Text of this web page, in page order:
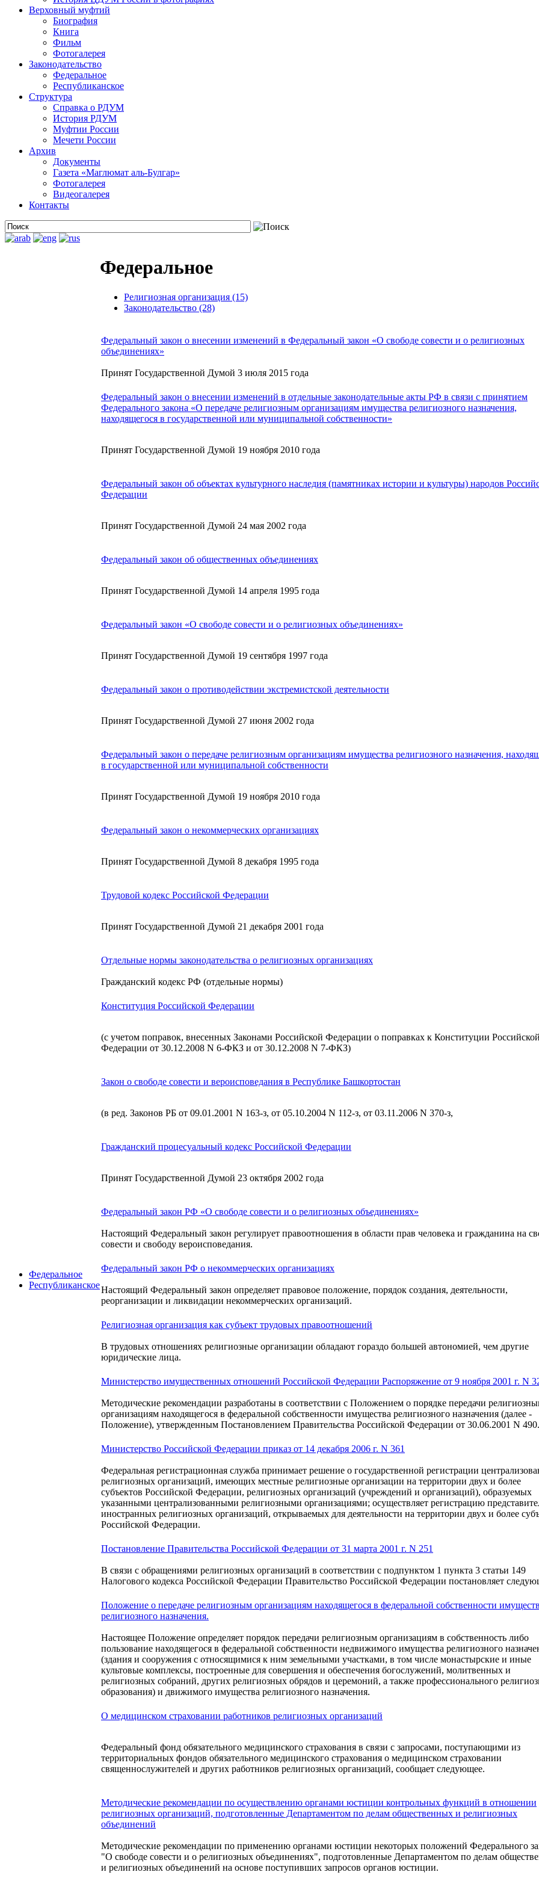
Верховный муфтий
Биография
Книга
Фильм
Фотогалерея
Законодательство
Федеральное
Республиканское
Структура
Справка о РДУМ
История РДУМ
Муфтии России
Мечети России
Архив
Документы
Газета «Маглюмат аль-Булгар»
Фотогалерея
Видеогалерея
Контакты
Федеральное
Республиканское
Федеральное
Религиозная организация (15)
Законодательство (28)
Федеральный закон о внесении изменений в Федеральный закон «О свободе совести и о религиозных
объединениях»
Принят Государственной Думой 3 июля 2015 года
Федеральный закон о внесении изменений в отдельные законодательные акты РФ в связи с принятием
Федерального закона «О передаче религиозным организациям имущества религиозного назначения,
находящегося в государственной или муниципальной собственности»
Принят Государственной Думой 19 ноября 2010 года
Федеральный закон об объектах культурного наследия (памятниках истории и культуры) народов
Федерации
Принят Государственной Думой 24 мая 2002 года
Федеральный закон об общественных объединениях
Принят Государственной Думой 14 апреля 1995 года
Федеральный закон «О свободе совести и о религиозных объединениях»
Принят Государственной Думой 19 сентября 1997 года
Федеральный закон о противодействии экстремистской деятельности
Принят Государственной Думой 27 июня 2002 года
Федеральный закон о передаче религиозным организациям имущества религиозного назначения,
в государственной или муниципальной собственности
Принят Государственной Думой 19 ноября 2010 года
Федеральный закон о некоммерческих организациях
Принят Государственной Думой 8 декабря 1995 года
Трудовой кодекс Российской Федерации
Принят Государственной Думой 21 декабря 2001 года
Отдельные нормы законодательства о религиозных организациях
Гражданский кодекс РФ (отдельные нормы)
Конституция Российской Федерации
(с учетом поправок, внесенных Законами Российской Федерации о поправках к Конституции
Федерации от 30.12.2008 N 6-ФКЗ и от 30.12.2008 N 7-ФКЗ)
Закон о свободе совести и вероисповедания в Республике Башкортостан
(в ред. Законов РБ от 09.01.2001 N 163-з, от 05.10.2004 N 112-з, от 03.11.2006 N 370-з,
Гражданский процесуальный кодекс Российской Федерации
Принят Государственной Думой 23 октября 2002 года
Федеральный закон РФ «О свободе совести и о религиозных объединениях»
Настоящий Федеральный закон регулирует правоотношения в области прав человека и гражданина на
совести и свободу вероисповедания.
Федеральный закон РФ о некоммерческих организациях
Настоящий Федеральный закон определяет правовое положение, порядок создания, деятельности,
реорганизации и ликвидации некоммерческих организаций.
Религиозная организация как субъект трудовых правоотношений
В трудовых отношениях религиозные организации обладают гораздо большей автономией, чем другие
юридические лица.
Министерство имущественных отношений Российской Федерации Распоряжение от 9 ноября 2001 г. N
Методические рекомендации разработаны в соответствии с Положением о порядке передачи
организациям находящегося в федеральной собственности имущества религиозного назначения (далее -
Положение), утвержденным Постановлением Правительства Российской Федерации от 30.06.2001 N 490.
Министерство Российской Федерации приказ от 14 декабря 2006 г. N 361
Федеральная регистрационная служба принимает решение о государственной регистрации
религиозных организаций, имеющих местные религиозные организации на территории двух и более
субъектов Российской Федерации, религиозных организаций (учреждений и организаций), образуемых
указанными централизованными религиозными организациями; осуществляет регистрацию
иностранных религиозных организаций, открываемых для деятельности на территории двух и более
Российской Федерации.
Постановление Правительства Российской Федерации от 31 марта 2001 г. N 251
В связи с обращениями религиозных организаций в соответствии с подпунктом 1 пункта 3 статьи 149
Налогового кодекса Российской Федерации Правительство Российской Федерации постановляет
Положение о передаче религиозным организациям находящегося в федеральной собственности
религиозного назначения.
Настоящее Положение определяет порядок передачи религиозным организациям в собственность либо
пользование находящегося в федеральной собственности недвижимого имущества религиозного
(здания и сооружения с относящимися к ним земельными участками, в том числе монастырские и иные
культовые комплексы, построенные для совершения и обеспечения богослужений, молитвенных и
религиозных собраний, других религиозных обрядов и церемоний, а также профессионального
образования) и движимого имущества религиозного назначения.
О медицинском страховании работников религиозных организаций
Федеральный фонд обязательного медицинского страхования в связи с запросами, поступающими из
территориальных фондов обязательного медицинского страхования о медицинском страховании
священнослужителей и других работников религиозных организаций, сообщает следующее.
Методические рекомендации по осуществлению органами юстиции контрольных функций в отношении
религиозных организаций, подготовленные Департаментом по делам общественных и религиозных
объединений
Методические рекомендации по применению органами юстиции некоторых положений Федерального
"О свободе совести и о религиозных объединениях", подготовленные Департаментом по делам
и религиозных объединений на основе поступивших запросов органов юстиции.